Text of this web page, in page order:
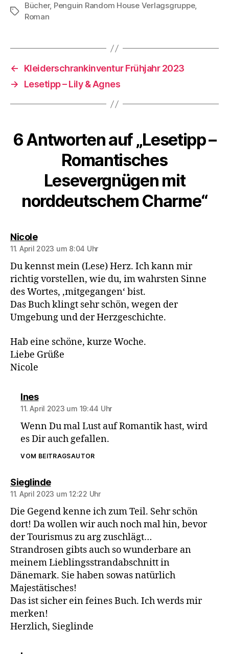
Schlagwörter
Bücher, Penguin Random House Verlagsgruppe,
Roman
←
Kleiderschrankinventur Frühjahr 2023
→
Lesetipp – Lily & Agnes
6 Antworten auf „Lesetipp –
Romantisches
Lesevergnügen mit
norddeutschem Charme“
Nicolesagt:
11. April 2023 um 8:04 Uhr
Du kennst mein (Lese) Herz. Ich kann mir
richtig vorstellen, wie du, im wahrsten Sinne
des Wortes, ‚mitgegangen‘ bist.
Das Buch klingt sehr schön, wegen der
Umgebung und der Herzgeschichte.
Hab eine schöne, kurze Woche.
Liebe Grüße
Nicole
Inessagt:
11. April 2023 um 19:44 Uhr
Wenn Du mal Lust auf Romantik hast, wird
es Dir auch gefallen.
VOM BEITRAGSAUTOR
Sieglindesagt:
11. April 2023 um 12:22 Uhr
Die Gegend kenne ich zum Teil. Sehr schön
dort! Da wollen wir auch noch mal hin, bevor
der Tourismus zu arg zuschlägt…
Strandrosen gibts auch so wunderbare an
meinem Lieblingsstrandabschnitt in
Dänemark. Sie haben sowas natürlich
Majestätisches!
Das ist sicher ein feines Buch. Ich werds mir
merken!
Herzlich, Sieglinde